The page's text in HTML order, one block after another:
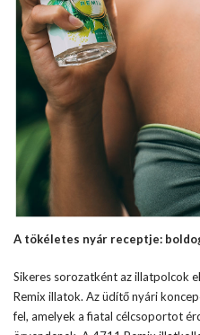
A tökéletes nyár receptje:
Sikeres sorozatként az illatpolcok
Remix illatok. Az üdítő nyári
fel, amelyek a fiatal célcsoportot